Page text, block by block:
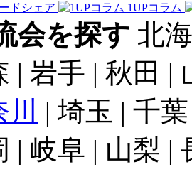
ドシェア 1UPコラム
会を探す 北
| 岩手 | 秋田 |
| 埼玉 | 千
| 岐阜 | 山梨 |